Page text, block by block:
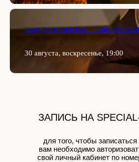
чандра-намаскар -
30 августа, воскресенье, 19:00
ЗАПИСЬ НА
для того, чтобы записаться
вам необходимо
свой личный кабинет по